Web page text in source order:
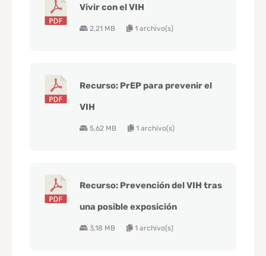
Vivir con el VIH
2,21 MB 1 archivo(s)
Recurso: PrEP para prevenir el
VIH
5,62 MB 1 archivo(s)
Recurso: Prevención del VIH tras
una posible exposición
3,18 MB 1 archivo(s)